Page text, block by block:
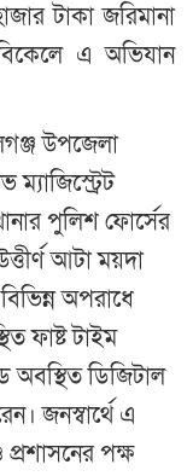
টাকা জরিমানা
এ অভিযান
উপজেলা
পুলিশ ফোর্সের
আটা ময়দা
অপরাধে
ফাষ্ট টাইম
অবস্থিত ডিজিটাল
জনস্বার্থে এ
পক্ষ